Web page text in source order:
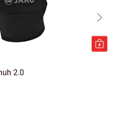
2.0